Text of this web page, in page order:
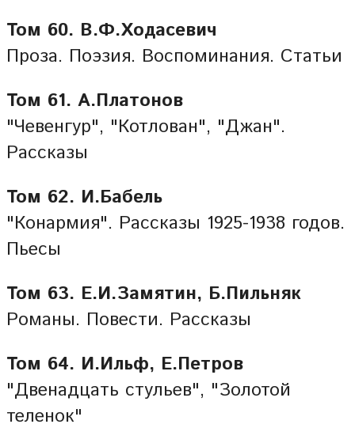
Том 60. В.Ф.Ходасевич
Проза. Поэзия. Воспоминания. Статьи
Том 61. А.Платонов
"Чевенгур", "Котлован", "Джан".
Рассказы
Том 62. И.Бабель
"Конармия". Рассказы 1925-1938 годов.
Пьесы
Том 63. Е.И.Замятин, Б.Пильняк
Романы. Повести. Рассказы
Том 64. И.Ильф, Е.Петров
"Двенадцать стульев", "Золотой
теленок"